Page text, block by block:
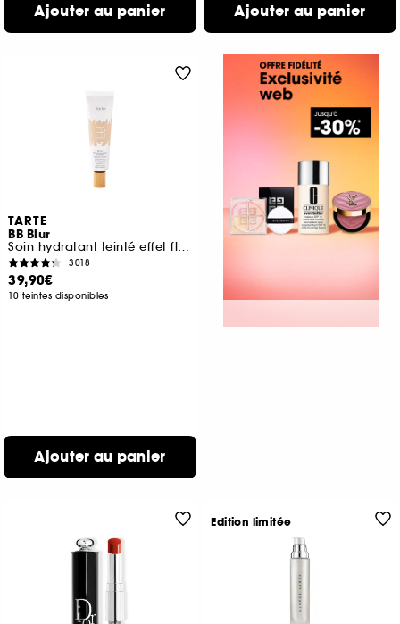
Ajouter au panier Ajouter au panier
TARTE
BB Blur
Soin hydratant teinté effet floutant, fini mat naturel, SPF 30
3018
39,90€
10 teintes disponibles
Ajouter au panier
Edition limitée